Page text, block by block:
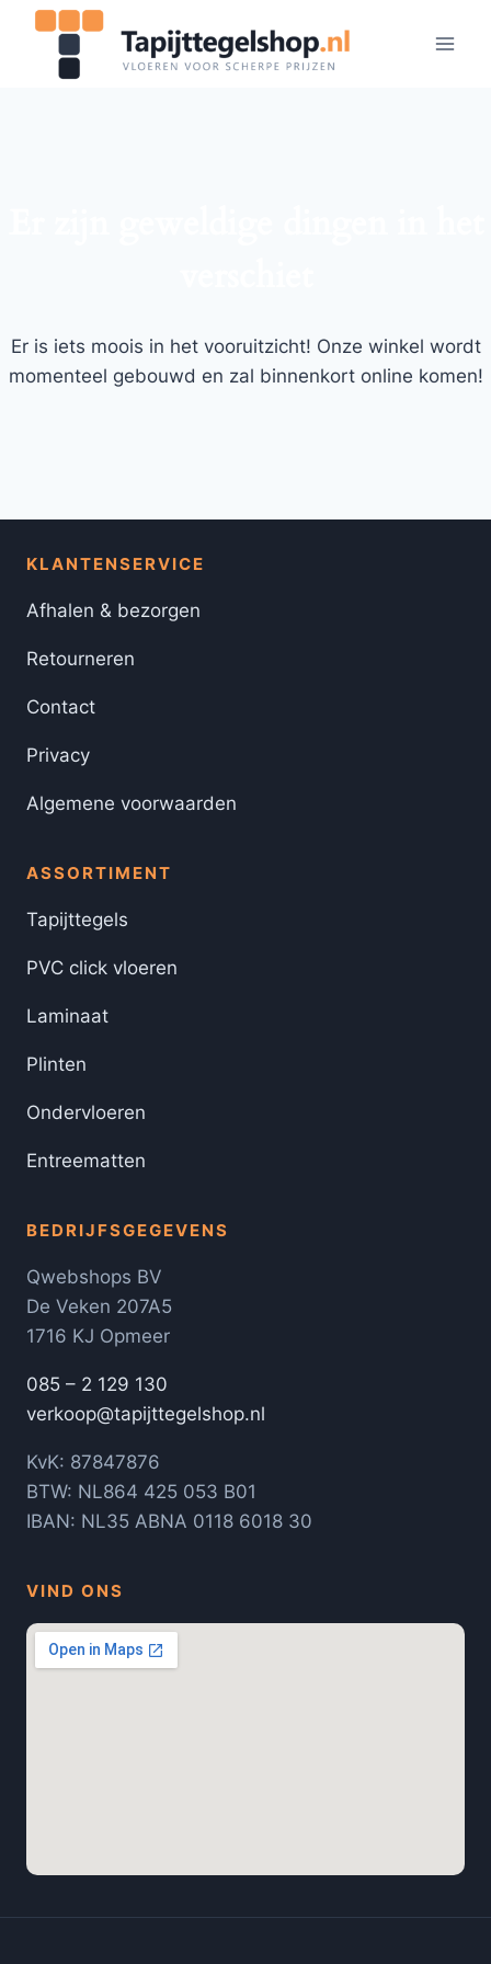
Doorgaan
inhoud
Er is iets moois in het vooruitzicht! Onze winkel wordt
momenteel gebouwd en zal binnenkort online komen!
KLANTENSERVICE
Afhalen & bezorgen
Retourneren
Contact
Privacy
Algemene voorwaarden
ASSORTIMENT
Tapijttegels
PVC click vloeren
Laminaat
Plinten
Ondervloeren
Entreematten
BEDRIJFSGEGEVENS
Qwebshops BV
De Veken 207A5
1716 KJ Opmeer
085 – 2 129 130
verkoop@tapijttegelshop.nl
KvK: 87847876
BTW: NL864 425 053 B01
IBAN: NL35 ABNA 0118 6018 30
VIND ONS